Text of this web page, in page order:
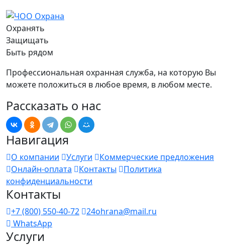
Охранять
Защищать
Быть рядом
Профессиональная охранная служба, на которую Вы
можете положиться в любое время, в любом месте.
Рассказать о нас
Навигация
О компании Услуги
Коммерческие предложения
Онлайн-оплата
Контакты
Политика
конфиденциальности
Контакты
+7 (800) 550-40-72
24ohrana@mail.ru
WhatsApp
Услуги